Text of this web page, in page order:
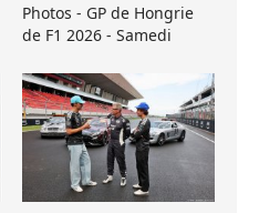
Photos - GP de Hongrie
de F1 2026 - Samedi